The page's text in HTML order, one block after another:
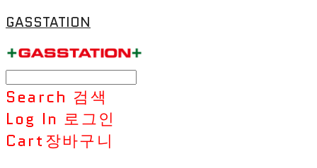
GASSTATION
Search 검색
Log In 로그인
Cart장바구니